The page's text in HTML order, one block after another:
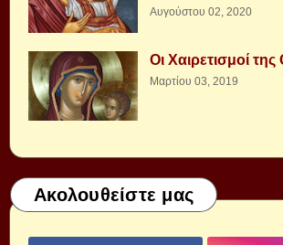
Αυγούστου 02, 2020
Οι Χαιρετισμοί
Μαρτίου 03, 2019
Ακολουθείστε μας